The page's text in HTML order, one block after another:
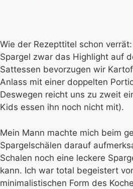
Wie der Rezepttitel schon
Spargel zwar das Highlight auf
Sattessen bevorzugen wir
Anlass mit einer doppelten
Deswegen reicht uns zu zweit
Kids essen ihn noch nicht mit).
Mein Mann machte mich beim
Spargelschälen darauf
Schalen noch eine leckere
kann. Ich war total begeistert
minimalistischen Form des